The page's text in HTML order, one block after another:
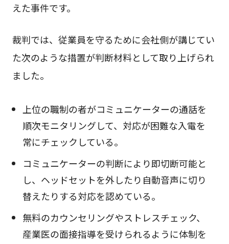
えた事件です。
裁判では、従業員を守るために会社側が講じてい
た次のような措置が判断材料として取り上げられ
ました。
上位の職制の者がコミュニケーターの通話を
順次モニタリングして、対応が困難な入電を
常にチェックしている。
コミュニケーターの判断により即切断可能と
し、ヘッドセットを外したり自動音声に切り
替えたりする対応を認めている。
無料のカウンセリングやストレスチェック、
産業医の面接指導を受けられるように体制を